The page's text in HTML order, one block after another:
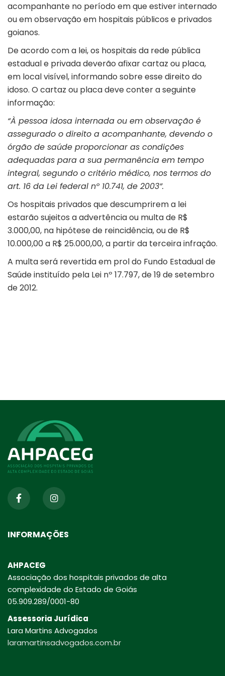
acompanhante no período em que estiver internado
ou em observação em hospitais públicos e privados
goianos.
De acordo com a lei, os hospitais da rede pública
estadual e privada deverão afixar cartaz ou placa,
em local visível, informando sobre esse direito do
idoso. O cartaz ou placa deve conter a seguinte
informação:
“À pessoa idosa internada ou em observação é
assegurado o direito a acompanhante, devendo o
órgão de saúde proporcionar as condições
adequadas para a sua permanência em tempo
integral, segundo o critério médico, nos termos do
art. 16 da Lei federal nº 10.741, de 2003”.
Os hospitais privados que descumprirem a lei
estarão sujeitos a advertência ou multa de R$
3.000,00, na hipótese de reincidência, ou de R$
10.000,00 a R$ 25.000,00, a partir da terceira infração.
A multa será revertida em prol do Fundo Estadual de
Saúde instituído pela Lei nº 17.797, de 19 de setembro
de 2012.
INFORMAÇÕES
AHPACEG
Associação dos hospitais privados de alta
complexidade do Estado de Goiás
05.909.289/0001-80
Assessoria Jurídica
Lara Martins Advogados
laramartinsadvogados.com.br